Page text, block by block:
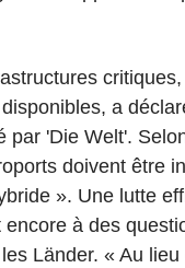
a
par 'Die Welt'.
doivent être
». Une lutte
à des
Länder. « Au